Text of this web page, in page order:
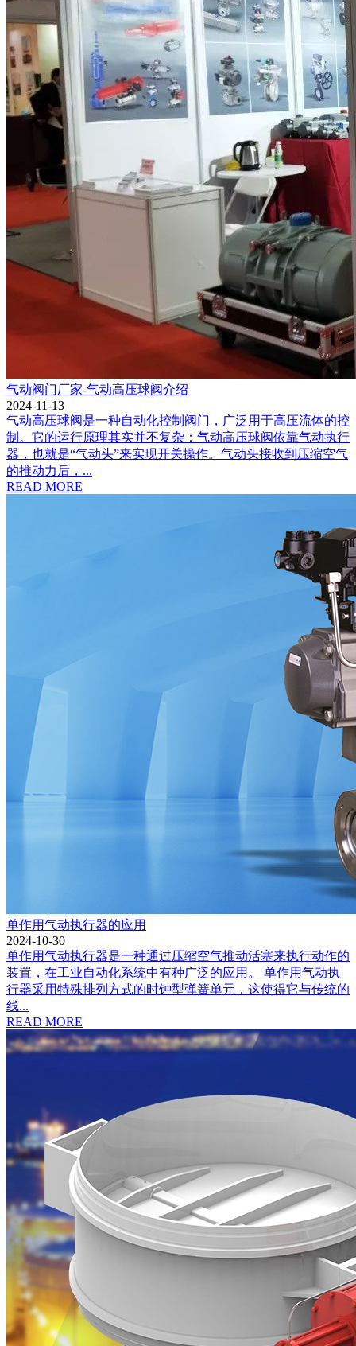
气动阀门厂家-气动高压球阀介绍
2024-11-13
气动高压球阀是一种自动化控制阀门，广泛用于高压流体的控
制。它的运行原理其实并不复杂：气动高压球阀依靠气动执行
器，也就是“气动头”来实现开关操作。气动头接收到压缩空气
的推动力后，...
READ MORE
单作用气动执行器的应用
2024-10-30
单作用气动执行器是一种通过压缩空气推动活塞来执行动作的
装置，在工业自动化系统中有种广泛的应用。 单作用气动执
行器采用特殊排列方式的时钟型弹簧单元，这使得它与传统的
线...
READ MORE